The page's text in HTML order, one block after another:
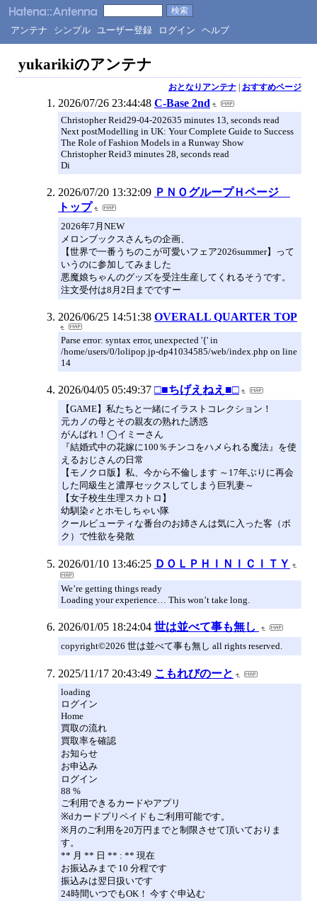
アンテナ シンプル ユーザー登録 ログイン ヘルプ
yukarikiのアンテナ
おとなりアンテナ| おすすめページ
2026/07/26 23:44:48 C-Base 2nd
Christopher Reid29-04-202635 minutes 13, seconds read
Next postModelling in UK: Your Complete Guide to Success
The Role of Fashion Models in a Runway Show
Christopher Reid3 minutes 28, seconds read
Di
2026/07/20 13:32:09 ＰＮＯグループＨページ
トップ
2026年7月NEW
メロンブックスさんちの企画、
【世界で一番うちのこが可愛いフェア2026summer】って
いうのに参加してみました
悪魔娘ちゃんのグッズを受注生産してくれるそうです。
注文受付は8月2日までですー
2026/06/25 14:51:38 OVERALL QUARTER TOP
Parse error: syntax error, unexpected '{' in
/home/users/0/lolipop.jp-dp41034585/web/index.php on line
14
2026/04/05 05:49:37 □■ちげえねえ■□
【GAME】私たちと一緒にイラストコレクション！
元カノの母とその親友の熟れた誘惑
がんばれ！◯イミーさん
『結婚式中の花嫁に100％チンコをハメられる魔法』を使
えるおじさんの日常
【モノクロ版】私、今から不倫します ～17年ぶりに再会
した同級生と濃厚セックスしてしまう巨乳妻～
【女子校生生理スカトロ】
幼馴染♂とホモしちゃい隊
クールビューティな番台のお姉さんは気に入った客（ボ
ク）で性欲を発散
2026/01/10 13:46:25 ＤＯＬＰＨＩＮＩＣＩＴＹ
We’re getting things ready
Loading your experience… This won’t take long.
2026/01/05 18:24:04 世は並べて事も無し
copyright©2026 世は並べて事も無し all rights reserved.
2025/11/17 20:43:49 こもれびのーと
loading
ログイン
Home
買取の流れ
買取率を確認
お知らせ
お申込み
ログイン
88 %
ご利用できるカードやアプリ
※dカードプリペイドもご利用可能です。
※月のご利用を20万円までと制限させて頂いておりま
す。
** 月 ** 日 ** : ** 現在
お振込みまで 10 分程です
振込みは翌日扱いです
24時間いつでもOK！ 今すぐ申込む